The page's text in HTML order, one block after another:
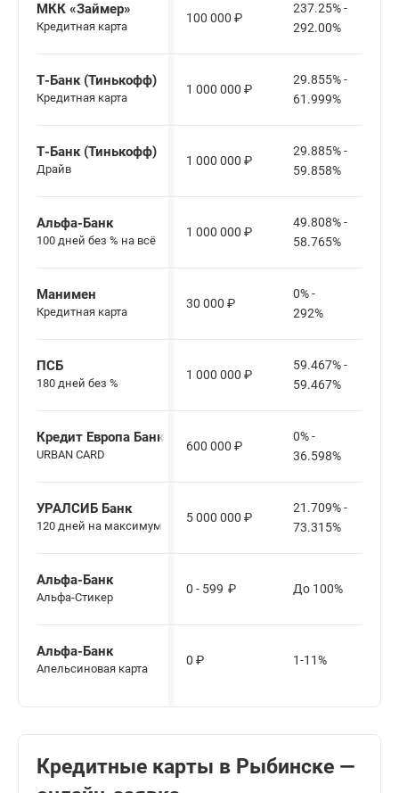
МКК «Займер»
Кредитная карта
100 000 ₽
237.25% -
292.00%
Т-Банк (Тинькофф)
Кредитная карта
1 000 000 ₽
29.855% -
61.999%
Т-Банк (Тинькофф)
Драйв
1 000 000 ₽
29.885% -
59.858%
Альфа-Банк
100 дней без % на всё
1 000 000 ₽
49.808% -
58.765%
Манимен
Кредитная карта
30 000 ₽
0% -
292%
ПСБ
180 дней без %
1 000 000 ₽
59.467% -
59.467%
Кредит Европа Банк
URBAN CARD
600 000 ₽
0% -
36.598%
УРАЛСИБ Банк
120 дней на максимум
5 000 000 ₽
21.709% -
73.315%
Альфа-Банк
Альфа-Стикер
0 - 599 ₽ До 100%
Альфа-Банк
Апельсиновая карта
0 ₽ 1-11%
Кредитные карты в Рыбинске —